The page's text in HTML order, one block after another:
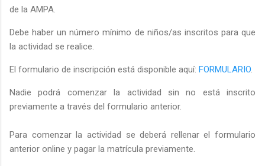
de la AMPA.
Debe haber un número mínimo de niños/as inscritos para que
la actividad se realice.
El formulario de inscripción está disponible aquí: FORMULARIO.
Nadie podrá comenzar la actividad sin no está inscrito
previamente a través del formulario anterior.
Para comenzar la actividad se deberá rellenar el formulario
anterior online y pagar la matrícula previamente.